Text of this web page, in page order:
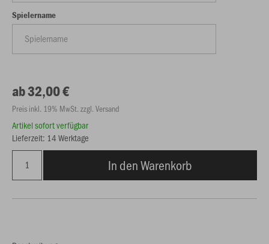
Spielername
ab 32,00 €
Preis inkl. 19% MwSt. zzgl. Versand
Artikel sofort verfügbar
Lieferzeit: 14 Werktage
In den Warenkorb